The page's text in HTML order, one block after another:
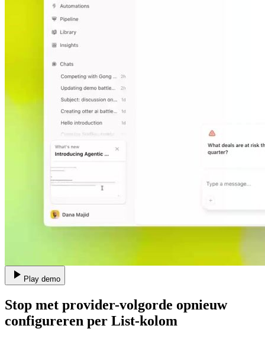
Play demo
Stop met provider-volgorde opnieuw
configureren per List-kolom